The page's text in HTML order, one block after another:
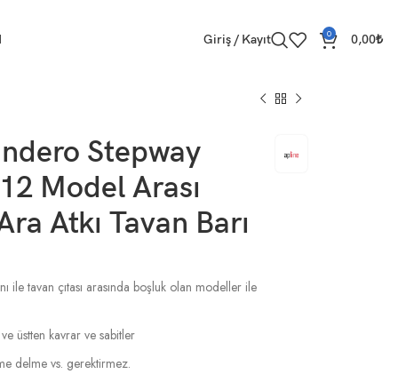
Giriş / Kayıt 0 0,00₺
Stepway
Model Arası
Atkı Tavan Barı
ile tavan çıtası arasında boşluk olan modeller ile
ve üstten kavrar ve sabitler
delme vs. gerektirmez.